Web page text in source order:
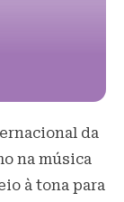
da
na música
à tona para